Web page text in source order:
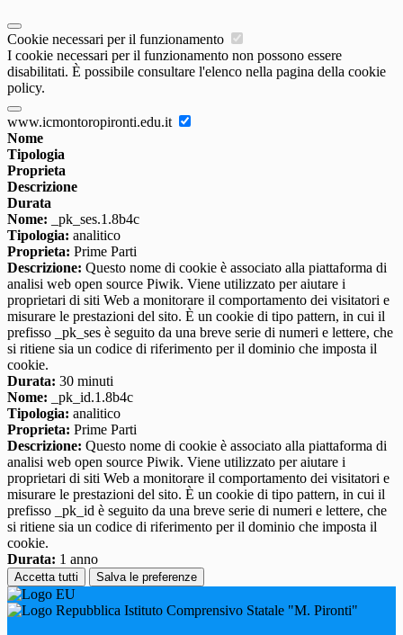
Cookie necessari per il funzionamento
I cookie necessari per il funzionamento non possono essere
disabilitati. È possibile consultare l'elenco nella pagina della cookie
policy.
www.icmontoropironti.edu.it
Nome
Tipologia
Proprieta
Descrizione
Durata
Nome: _pk_ses.1.8b4c
Tipologia: analitico
Proprieta: Prime Parti
Descrizione: Questo nome di cookie è associato alla piattaforma di
analisi web open source Piwik. Viene utilizzato per aiutare i
proprietari di siti Web a monitorare il comportamento dei visitatori e
misurare le prestazioni del sito. È un cookie di tipo pattern, in cui il
prefisso _pk_ses è seguito da una breve serie di numeri e lettere, che
si ritiene sia un codice di riferimento per il dominio che imposta il
cookie.
Durata: 30 minuti
Nome: _pk_id.1.8b4c
Tipologia: analitico
Proprieta: Prime Parti
Descrizione: Questo nome di cookie è associato alla piattaforma di
analisi web open source Piwik. Viene utilizzato per aiutare i
proprietari di siti Web a monitorare il comportamento dei visitatori e
misurare le prestazioni del sito. È un cookie di tipo pattern, in cui il
prefisso _pk_id è seguito da una breve serie di numeri e lettere, che
si ritiene sia un codice di riferimento per il dominio che imposta il
cookie.
Durata: 1 anno
Accetta tutti Salva le preferenze
Istituto Comprensivo Statale "M. Pironti"